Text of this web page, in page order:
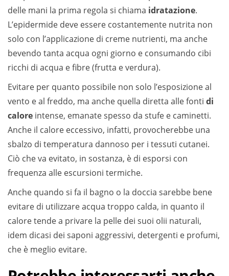
delle mani la prima regola si chiama idratazione.
L’epidermide deve essere costantemente nutrita non
solo con l’applicazione di creme nutrienti, ma anche
bevendo tanta acqua ogni giorno e consumando cibi
ricchi di acqua e fibre (frutta e verdura).
Evitare per quanto possibile non solo l’esposizione al
vento e al freddo, ma anche quella diretta alle fonti di
calore intense, emanate spesso da stufe e caminetti.
Anche il calore eccessivo, infatti, provocherebbe una
sbalzo di temperatura dannoso per i tessuti cutanei.
Ciò che va evitato, in sostanza, è di esporsi con
frequenza alle escursioni termiche.
Anche quando si fa il bagno o la doccia sarebbe bene
evitare di utilizzare acqua troppo calda, in quanto il
calore tende a privare la pelle dei suoi olii naturali,
idem dicasi dei saponi aggressivi, detergenti e profumi,
che è meglio evitare.